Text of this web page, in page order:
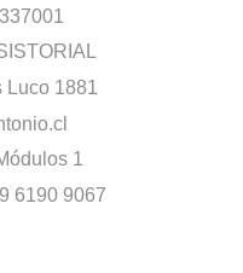
Luco 1881
1
6190 9067